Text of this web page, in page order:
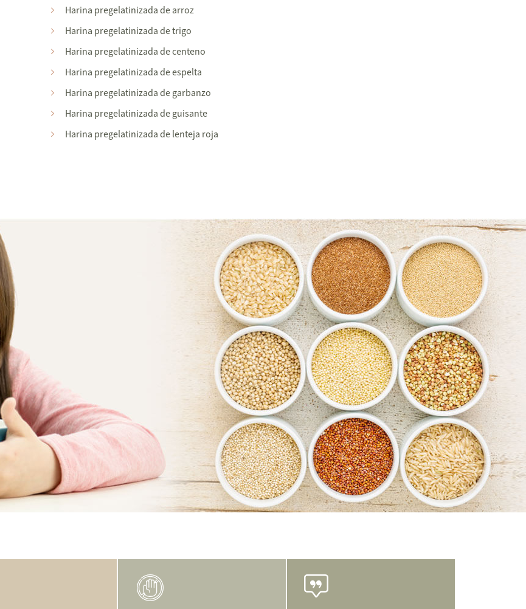
Harina pregelatinizada de arroz
Harina pregelatinizada de trigo
Harina pregelatinizada de centeno
Harina pregelatinizada de espelta
Harina pregelatinizada de garbanzo
Harina pregelatinizada de guisante
Harina pregelatinizada de lenteja roja